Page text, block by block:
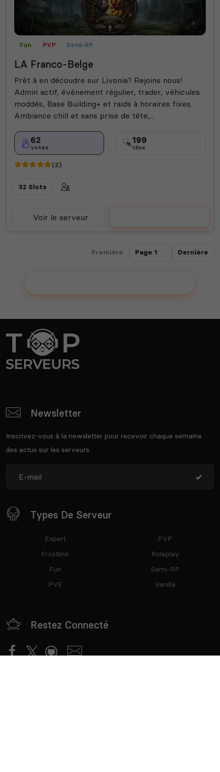
Fun PVP Semi-RP
LA Franco-Belge
Prêt à en découdre sur Livonia? Rejoins nous!
Admin actif, événement régulier, trader, véhicules
moddés, Base Building+ et raids à horaires fixes.
Ambiance chill et sans prise de tête,...
62
votes
199
clics
(2)
32 Slots
Voir le serveur
Première Dernière
Newsletter
Inscrivez-vous à la newsletter pour recevoir chaque semaine
des actus sur les serveurs.
Types De Serveur
Expert
Frostline
Fun
PVE
PVP
Roleplay
Semi-RP
Vanilla
Restez Connecté